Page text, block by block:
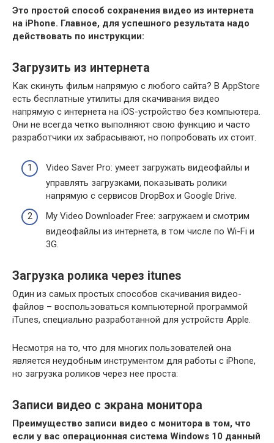
Это простой способ сохранения видео из интернета
на iPhone. Главное, для успешного результата надо
действовать по инструкции:
Загрузить из интернета
Как скинуть фильм напрямую с любого сайта? В AppStore
есть бесплатные утилиты для скачивания видео
напрямую с интернета на iOS-устройство без компьютера.
Они не всегда четко выполняют свою функцию и часто
разработчики их забрасывают, но попробовать их стоит.
Video Saver Pro: умеет загружать видеофайлы и
управлять загрузками, показывать ролики
напрямую с сервисов DropBox и Google Drive.
My Video Downloader Free: загружаем и смотрим
видеофайлы из интернета, в том числе по Wi-Fi и
3G.
Загрузка ролика через itunes
Один из самых простых способов скачивания видео-
файлов – воспользоваться компьютерной программой
iTunes, специально разработанной для устройств Apple.
Несмотря на то, что для многих пользователей она
является неудобным инструментом для работы с iPhone,
но загрузка роликов через нее проста:
Записи видео с экрана монитора
Преимущество записи видео с монитора в том, что
если у вас операционная система Windows 10 данный